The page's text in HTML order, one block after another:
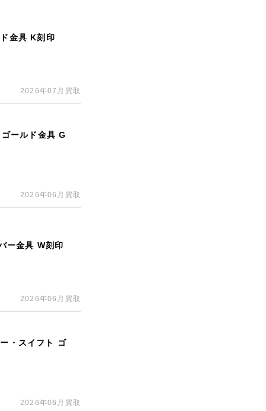
金具 K刻印
2026年07月買取
ールド金具 G
2026年06月買取
ー金具 W刻印
2026年06月買取
・スイフト ゴ
2026年06月買取